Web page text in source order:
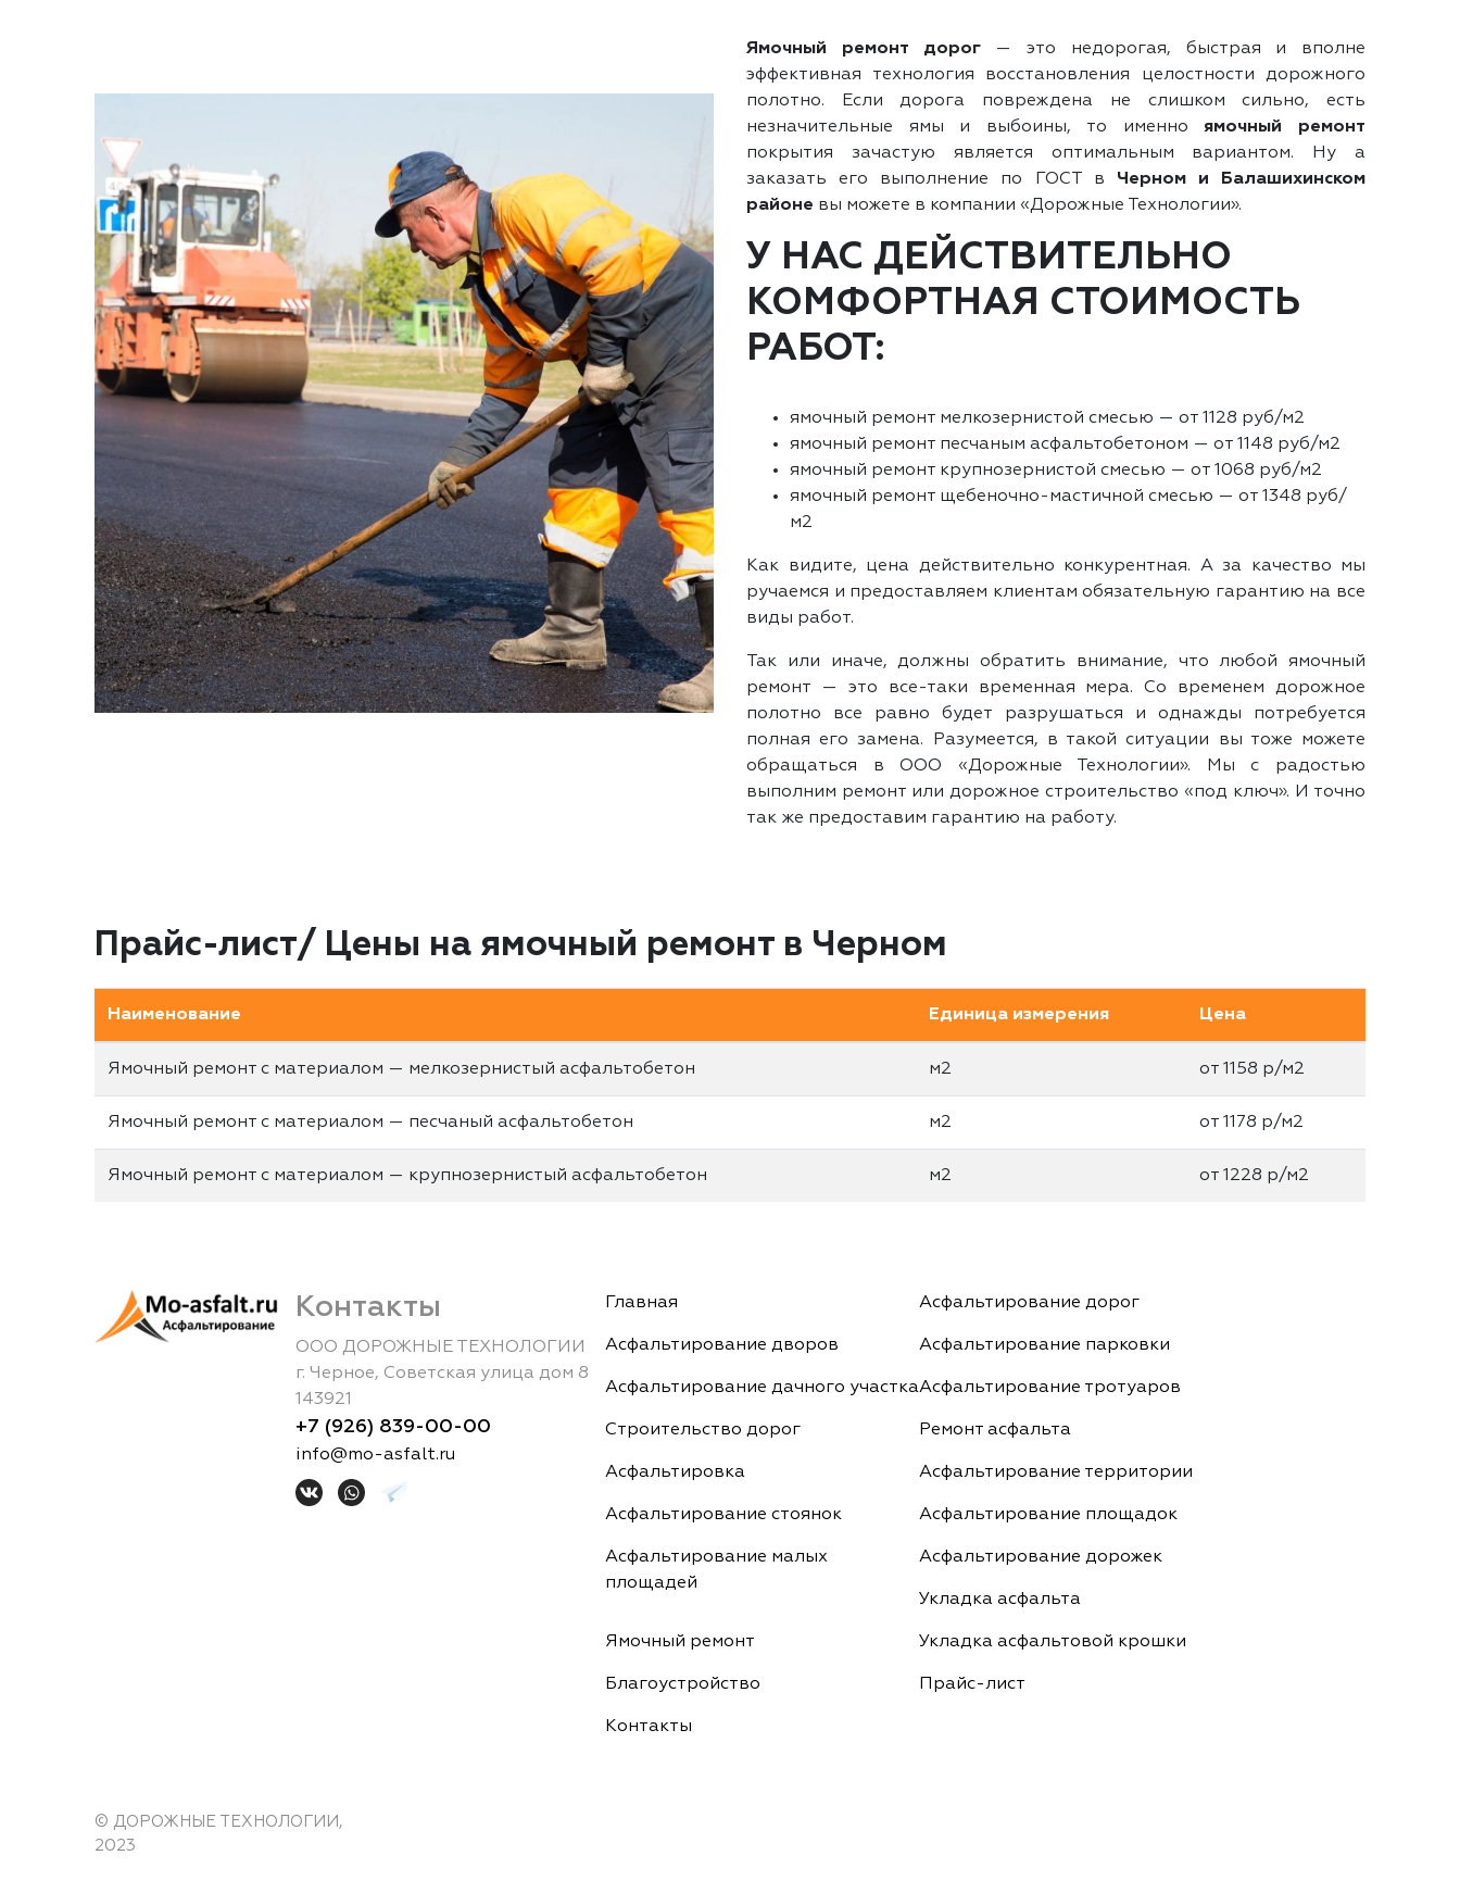
Ямочный ремонт дорог— это недорогая, быстрая и вполне
эффективная технология восстановления целостности дорожного
полотно. Если дорога повреждена не слишком сильно, есть
незначительные ямы и выбоины, то именноямочный ремонт
покрытия зачастую является оптимальным вариантом. Ну а
заказать его выполнение по ГОСТ в Черном и Балашихинском
районе вы можете в компании «Дорожные Технологии».
У НАС ДЕЙСТВИТЕЛЬНО
КОМФОРТНАЯ СТОИМОСТЬ
РАБОТ:
ямочный ремонт мелкозернистой смесью — от 1128 руб/м2
ямочный ремонт песчаным асфальтобетоном — от 1148 руб/м2
ямочный ремонт крупнозернистой смесью — от 1068 руб/м2
ямочный ремонт щебеночно-мастичной смесью — от 1348 руб/
м2
Как видите, цена действительно конкурентная. А за качество мы
ручаемся и предоставляем клиентам обязательную гарантию на все
виды работ.
Так или иначе, должны обратить внимание, что любой ямочный
ремонт — это все-таки временная мера. Со временем дорожное
полотно все равно будет разрушаться и однажды потребуется
полная его замена. Разумеется, в такой ситуации вы тоже можете
обращаться в ООО «Дорожные Технологии». Мы с радостью
выполним ремонт или дорожное строительство «под ключ». И точно
так же предоставим гарантию на работу.
Прайс-лист/ Цены на ямочный ремонт в Черном
Наименование Единица измерения Цена
Ямочный ремонт с материалом — мелкозернистый асфальтобетон м2 от 1158 р/м2
Ямочный ремонт с материалом — песчаный асфальтобетон м2 от 1178 р/м2
Ямочный ремонт с материалом — крупнозернистый асфальтобетон м2 от 1228 р/м2
Контакты
ООО ДОРОЖНЫЕ ТЕХНОЛОГИИ
г. Черное, Советская улица дом 8
143921
+7 (926) 839-00-00
info@mo-asfalt.ru
Главная Асфальтирование дорог
Асфальтирование дворов Асфальтирование парковки
Асфальтирование дачного участкаАсфальтирование тротуаров
Строительство дорог Ремонт асфальта
Асфальтировка Асфальтирование территории
Асфальтирование стоянок Асфальтирование площадок
Асфальтирование малых
площадей
Асфальтирование дорожек
Укладка асфальта
Ямочный ремонт Укладка асфальтовой крошки
Благоустройство Прайс-лист
Контакты
© ДОРОЖНЫЕ ТЕХНОЛОГИИ,
2023